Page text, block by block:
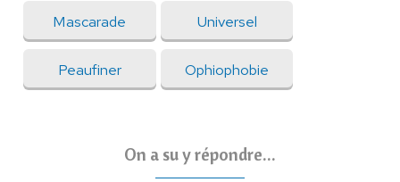
Mascarade Universel
Peaufiner Ophiophobie
On a su y répondre...